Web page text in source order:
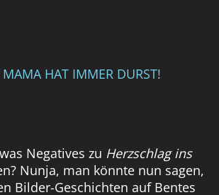
HAT IMMER DURST!
Negatives zu Herzschlag ins
Nunja, man könnte nun sagen,
Bilder-Geschichten auf Bentes